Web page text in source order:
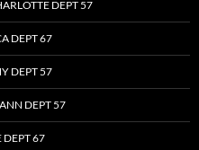
DEPT 57
DEPT 67
DEPT 57
DEPT 57
DEPT 67